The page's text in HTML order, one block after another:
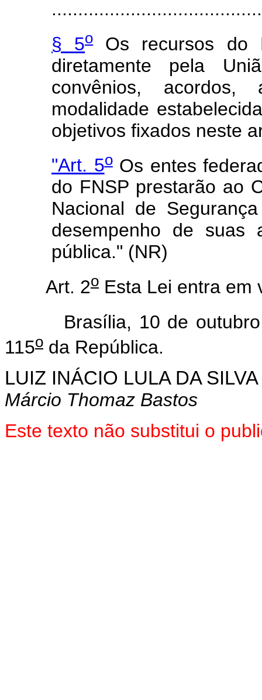
§ 5oOs recursos do
diretamente pela
convênios,
modalidade
objetivos fixados neste
"Art. 5oOs entes
do FNSP prestarão ao
Nacional de
desempenho de suas
pública." (NR)
Art. 2o Esta Lei entra em
Brasília, 10 de outubro
115o da República.
LUIZ INÁCIO LULA DA SILVA
Márcio Thomaz Bastos
Este texto não substitui o